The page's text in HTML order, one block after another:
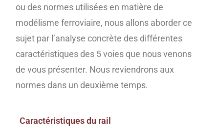
ou des normes utilisées en matière de
modélisme ferroviaire, nous allons aborder ce
sujet par l’analyse concrète des différentes
caractéristiques des 5 voies que nous venons
de vous présenter. Nous reviendrons aux
normes dans un deuxième temps.
Caractéristiques du rail